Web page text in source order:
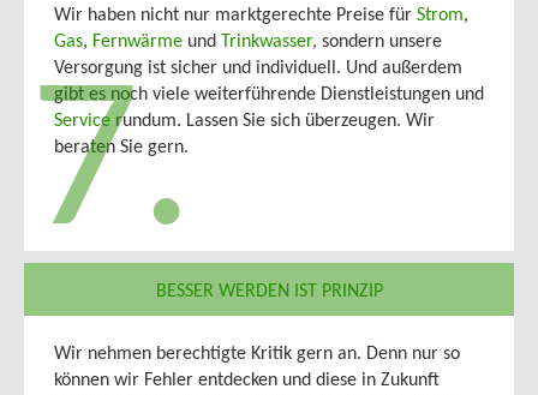
7.
Wir haben nicht nur marktgerechte Preise für Strom,
Gas, Fernwärme und Trinkwasser, sondern unsere
Versorgung ist sicher und individuell. Und außerdem
gibt es noch viele weiterführende Dienstleistungen und
Service rundum. Lassen Sie sich überzeugen. Wir
beraten Sie gern.
BESSER WERDEN IST PRINZIP
Wir nehmen berechtigte Kritik gern an. Denn nur so
können wir Fehler entdecken und diese in Zukunft